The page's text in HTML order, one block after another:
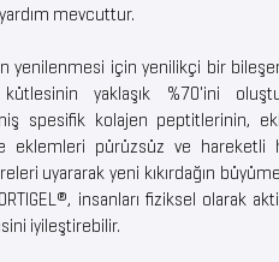
mevcuttur.
yenilenmesi için yenilikçi bir
yaklaşık %70'ini
spesifik kolajen peptitlerinin,
eklemleri pürüzsüz ve hareketli
uyararak yeni kıkırdağın
insanları fiziksel olarak
iyileştirebilir.